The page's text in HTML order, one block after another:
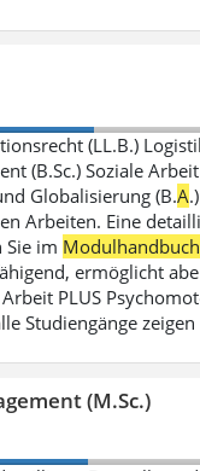
(LL.B.)
(B.Sc.) Soziale Arbeit
Globalisierung (B.A.)
Arbeiten. Eine
im Modulhandbuch
ermöglicht
PLUS
Studiengänge zeigen
(M.Sc.)